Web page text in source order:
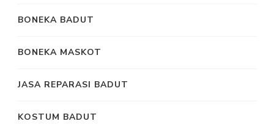
BONEKA BADUT
BONEKA MASKOT
JASA REPARASI BADUT
KOSTUM BADUT